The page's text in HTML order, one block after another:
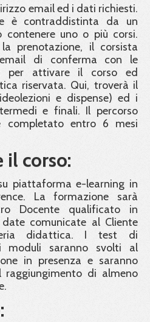
email ed i dati richiesti.
è contraddistinta da un
contenere uno o più corsi.
prenotazione, il corsista
di conferma con le
per attivare il corso ed
riservata. Qui, troverà il
e dispense) ed i
e finali. Il percorso
completato entro 6 mesi
il corso:
piattaforma e-learning in
La formazione sarà
Docente qualificato in
comunicate al Cliente
didattica. I test di
saranno svolti al
in presenza e saranno
raggiungimento di almeno